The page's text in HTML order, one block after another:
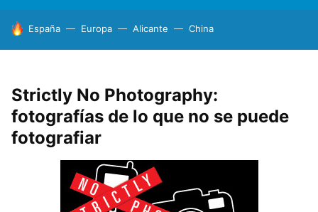
HOY SE HABLA DE
España Europa Alicante China
Strictly No Photography:
fotografías de lo que no se puede
fotografiar